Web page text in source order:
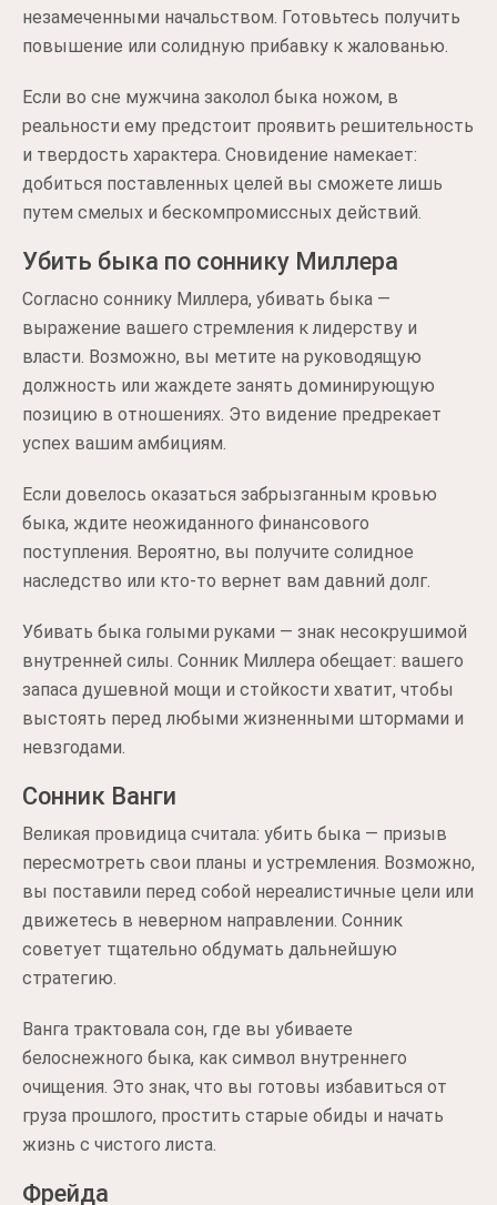
незамеченными начальством. Готовьтесь получить
повышение или солидную прибавку к жалованью.
Если во сне мужчина заколол быка ножом, в
реальности ему предстоит проявить решительность
и твердость характера. Сновидение намекает:
добиться поставленных целей вы сможете лишь
путем смелых и бескомпромиссных действий.
Убить быка по соннику Миллера
Согласно соннику Миллера, убивать быка —
выражение вашего стремления к лидерству и
власти. Возможно, вы метите на руководящую
должность или жаждете занять доминирующую
позицию в отношениях. Это видение предрекает
успех вашим амбициям.
Если довелось оказаться забрызганным кровью
быка, ждите неожиданного финансового
поступления. Вероятно, вы получите солидное
наследство или кто-то вернет вам давний долг.
Убивать быка голыми руками — знак несокрушимой
внутренней силы. Сонник Миллера обещает: вашего
запаса душевной мощи и стойкости хватит, чтобы
выстоять перед любыми жизненными штормами и
невзгодами.
Сонник Ванги
Великая провидица считала: убить быка — призыв
пересмотреть свои планы и устремления. Возможно,
вы поставили перед собой нереалистичные цели или
движетесь в неверном направлении. Сонник
советует тщательно обдумать дальнейшую
стратегию.
Ванга трактовала сон, где вы убиваете
белоснежного быка, как символ внутреннего
очищения. Это знак, что вы готовы избавиться от
груза прошлого, простить старые обиды и начать
жизнь с чистого листа.
Фрейда